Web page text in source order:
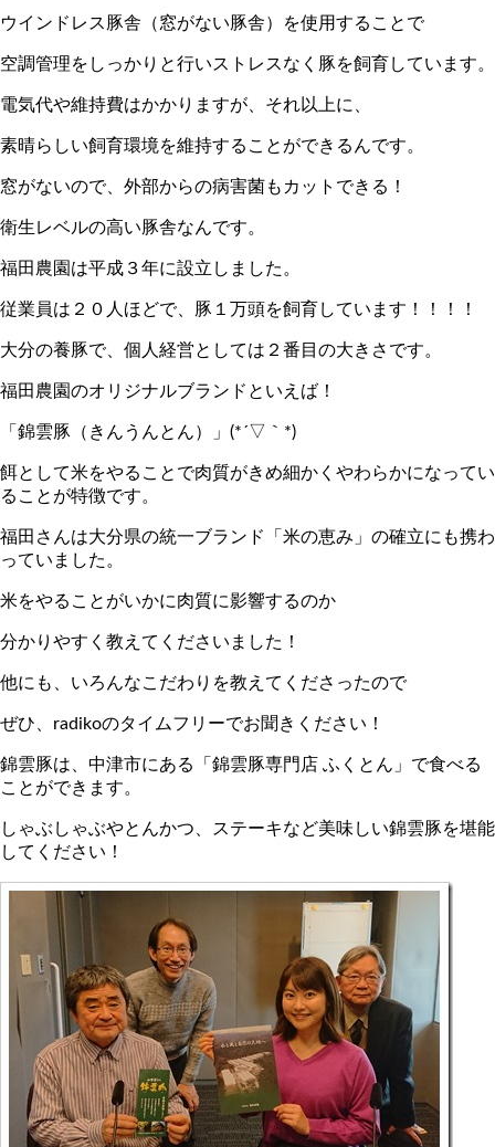
ウインドレス豚舎（窓がない豚舎）を使用することで
空調管理をしっかりと行いストレスなく豚を飼育しています。
電気代や維持費はかかりますが、それ以上に、
素晴らしい飼育環境を維持することができるんです。
窓がないので、外部からの病害菌もカットできる！
衛生レベルの高い豚舎なんです。
福田農園は平成３年に設立しました。
従業員は２０人ほどで、豚１万頭を飼育しています！！！！
大分の養豚で、個人経営としては２番目の大きさです。
福田農園のオリジナルブランドといえば！
「錦雲豚（きんうんとん）」(*´▽｀*)
餌として米をやることで肉質がきめ細かくやわらかになってい
ることが特徴です。
福田さんは大分県の統一ブランド「米の恵み」の確立にも携わ
っていました。
米をやることがいかに肉質に影響するのか
分かりやすく教えてくださいました！
他にも、いろんなこだわりを教えてくださったので
ぜひ、radikoのタイムフリーでお聞きください！
錦雲豚は、中津市にある「錦雲豚専門店 ふくとん」で食べる
ことができます。
しゃぶしゃぶやとんかつ、ステーキなど美味しい錦雲豚を堪能
してください！